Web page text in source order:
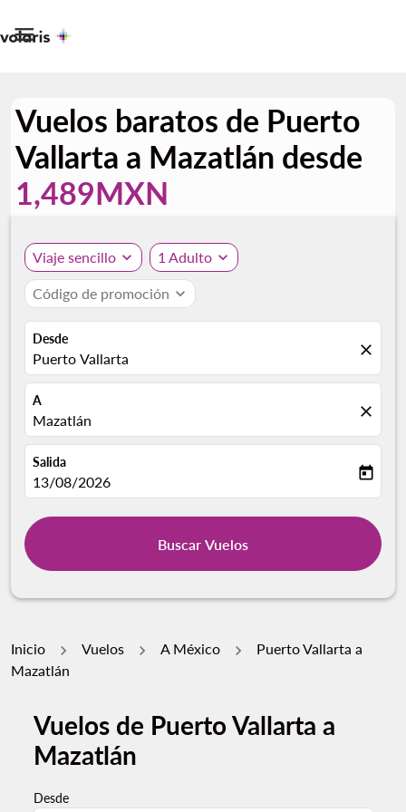

Vuelos baratos de Puerto
Vallarta a Mazatlán desde
1,489MXN
Viaje sencillo expand_more 1 Adulto expand_more
Código de promoción expand_more
Desde
Puerto Vallarta close
A
Mazatlán close
Salida
fc-booking-departure-date-aria-label
13/08/2026 today
Buscar Vuelos
Inicio Vuelos A México
Puerto Vallarta a
Mazatlán
Vuelos de Puerto Vallarta a
Mazatlán
Desde